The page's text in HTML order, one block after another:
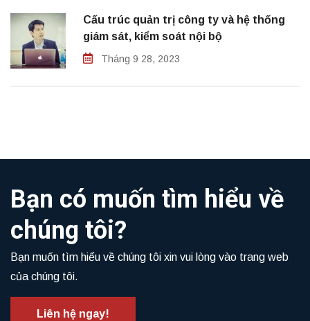
Cấu trúc quản trị công ty và hệ thống
giám sát, kiểm soát nội bộ
Tháng 9 28, 2023
Bạn có muốn tìm hiểu về
chúng tôi?
Bạn muốn tìm hiểu về chúng tôi xin vui lòng vào trang web
của chúng tôi.
Liên hệ ngay!